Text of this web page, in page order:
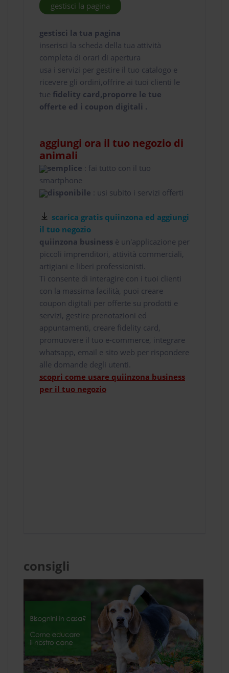
gestisci la pagina
gestisci la tua pagina
inserisci la scheda della tua attività
completa di orari di apertura
usa i servizi per gestire il tuo catalogo e
ricevere gli ordini,offrire ai tuoi clienti le
tue fidelity card,proporre le tue
offerte ed i coupon digitali .
aggiungi ora il tuo negozio di
animali
semplice : fai tutto con il tuo
smartphone
disponibile : usi subito i servizi offerti
scarica gratis quiinzona ed aggiungi
il tuo negozio
quiinzona business è un'applicazione per
piccoli imprenditori, attività commerciali,
artigiani e liberi professionisti.
Ti consente di interagire con i tuoi clienti
con la massima facilità, puoi creare
coupon digitali per offerte su prodotti e
servizi, gestire prenotazioni ed
appuntamenti, creare fidelity card,
promuovere il tuo e-commerce, integrare
whatsapp, email e sito web per rispondere
alle domande degli utenti.
scopri come usare quiinzona business
per il tuo negozio
consigli